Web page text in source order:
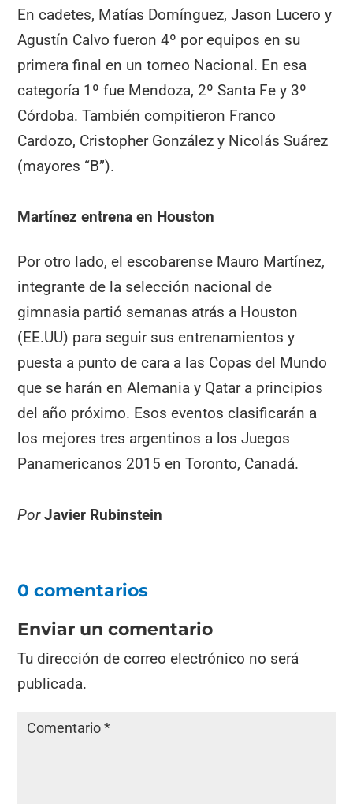
En cadetes, Matías Domínguez, Jason Lucero y
Agustín Calvo fueron 4º por equipos en su
primera final en un torneo Nacional. En esa
categoría 1º fue Mendoza, 2º Santa Fe y 3º
Córdoba. También compitieron Franco
Cardozo, Cristopher González y Nicolás Suárez
(mayores “B”).
Martínez entrena en Houston
Por otro lado, el escobarense Mauro Martínez,
integrante de la selección nacional de
gimnasia partió semanas atrás a Houston
(EE.UU) para seguir sus entrenamientos y
puesta a punto de cara a las Copas del Mundo
que se harán en Alemania y Qatar a principios
del año próximo. Esos eventos clasificarán a
los mejores tres argentinos a los Juegos
Panamericanos 2015 en Toronto, Canadá.
Por Javier Rubinstein
0 comentarios
Enviar un comentario
Tu dirección de correo electrónico no será
publicada.